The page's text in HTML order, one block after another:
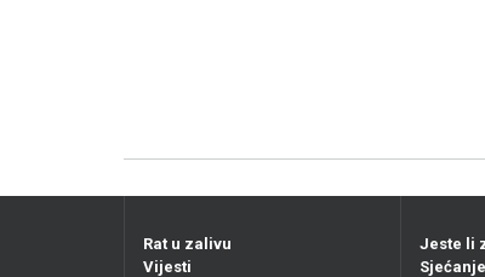
Rat u zalivu
Vijesti
Jeste li
Sjećanje